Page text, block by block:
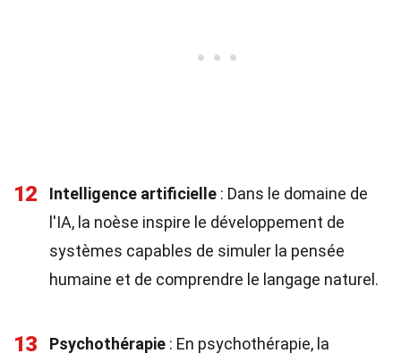
12 Intelligence artificielle : Dans le domaine de
l'IA, la noèse inspire le développement de
systèmes capables de simuler la pensée
humaine et de comprendre le langage naturel.
13 Psychothérapie : En psychothérapie, la